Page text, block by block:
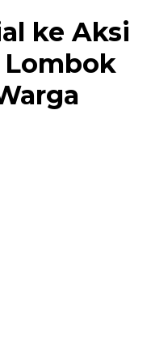
ke Aksi
Lombok